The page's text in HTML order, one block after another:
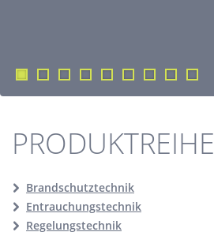
PRODUKTREIHE
Brandschutztechnik
Entrauchungstechnik
Regelungstechnik